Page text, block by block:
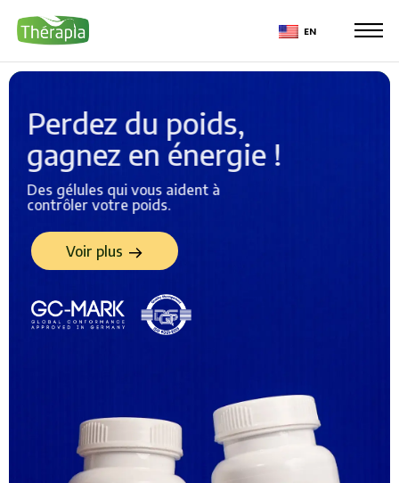
EN
Perdez du poids,
gagnez en énergie !
Des gélules qui vous aident à
contrôler votre poids.
Voir plus